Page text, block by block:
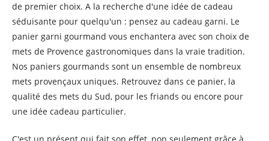
de premier choix. A la recherche d'une idée de cadeau
séduisante pour quelqu'un : pensez au cadeau garni. Le
panier garni gourmand vous enchantera avec son choix de
mets de Provence gastronomiques dans la vraie tradition.
Nos paniers gourmands sont un ensemble de nombreux
mets provençaux uniques. Retrouvez dans ce panier, la
qualité des mets du Sud, pour les friands ou encore pour
une idée cadeau particulier.